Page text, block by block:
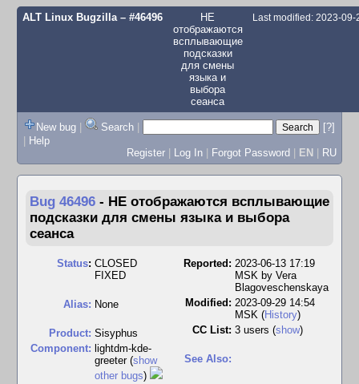
ALT Linux Bugzilla– #46496
НЕ
отображаются
всплывающие
подсказки
для смены
языка и
выбора
сеанса
Last modified: 2023-09-
New bug | Search |
[?]
| Help
Register | Log In | Forgot Password | EN | RU
Bug 46496 - НЕ отображаются всплывающие
подсказки для смены языка и выбора
сеанса
Status: CLOSED
FIXED
Alias: None
Product: Sisyphus
Component: lightdm-kde-
greeter (show
other bugs)
Reported: 2023-06-13 17:19
MSK by Vera
Blagoveschenskaya
Modified: 2023-09-29 14:54
MSK (History)
CC List: 3 users (show)
See Also: